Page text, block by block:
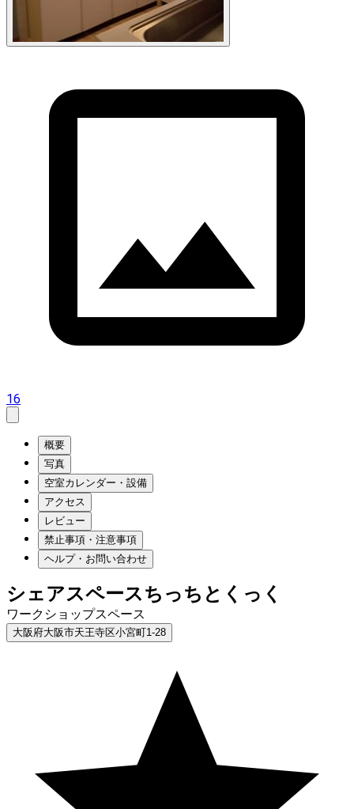
16
概要
写真
空室カレンダー・設備
アクセス
レビュー
禁止事項・注意事項
ヘルプ・お問い合わせ
シェアスペースちっちとくっく
ワークショップスペース
大阪府大阪市天王寺区小宮町1-28